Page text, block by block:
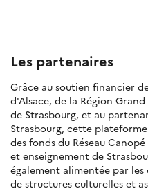
Les partenaires
Grâce au soutien financier
d'Alsace, de la Région
de Strasbourg, et au
Strasbourg, cette plateforme
des fonds du Réseau
et enseignement de
également alimentée par
de structures culturelles et